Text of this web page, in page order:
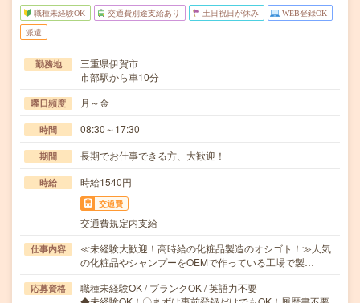
職種未経験OK 交通費別途支給あり 土日祝日が休み WEB登録OK
派遣
勤務地
三重県伊賀市
市部駅から車10分
曜日頻度 月～金
時間 08:30～17:30
期間 長期でお仕事できる方、大歓迎！
時給 時給1540円
交通費
交通費規定内支給
仕事内容
≪未経験大歓迎！高時給の化粧品製造のオシゴト！≫人気
の化粧品やシャンプーをOEMで作っている工場で製…
応募資格
職種未経験OK / ブランクOK / 英語力不要